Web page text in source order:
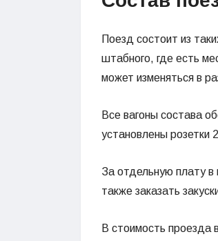
Поезд состоит из
штабного, где есть
может изменяться в
Все вагоны состава
установлены розетки
За отдельную плату в
также заказать
В стоимость проезда